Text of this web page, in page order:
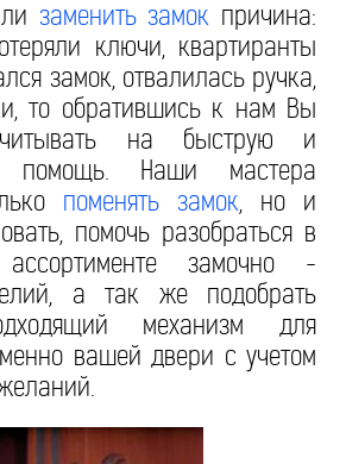
заменить замок причина:
ключи, квартиранты
замок, отвалилась ручка,
то обратившись к нам Вы
на быструю и
помощь. Наши мастера
поменять замок, но и
помочь разобраться в
замочно -
а так же подобрать
механизм для
вашей двери с учетом